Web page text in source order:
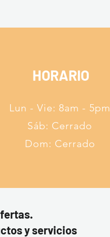
Lun - Vie: 8am - 5pm
Sáb: Cerrado
Dom: Cerrado
HORARIO
y servicios